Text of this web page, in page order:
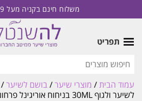
משלוח חינם בקניה מעל 199 ש"ח
תפריט
עמוד הבית/ מוצרי שיער/ בושם לשיער
לשיער ולגוף 30ML בניחוח אוריגינל פרחוני | מרוקן אויל